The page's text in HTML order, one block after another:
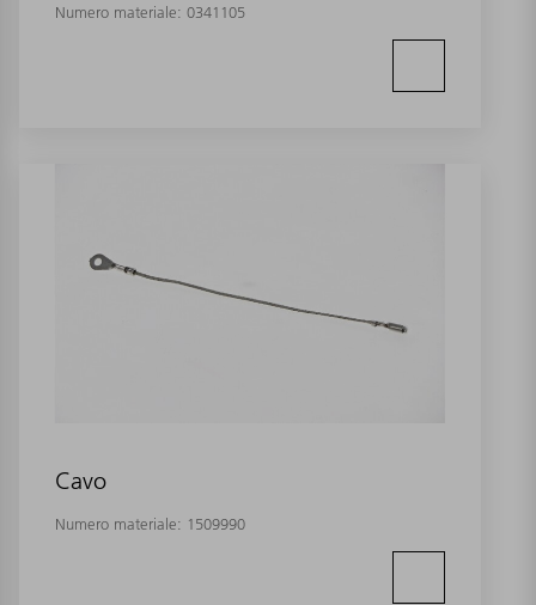
Numero materiale: 0341105
Cavo
Numero materiale: 1509990